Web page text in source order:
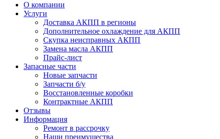
О компании
Услуги
Доставка АКПП в регионы
Дополнительное охлаждение для АКПП
Скупка неисправных АКПП
Замена масла АКПП
Прайс-лист
Запасные части
Новые запчасти
Запчасти б/у
Восстановленные коробки
Контрактные АКПП
Отзывы
Информация
Ремонт в рассрочку
Наши преимущества